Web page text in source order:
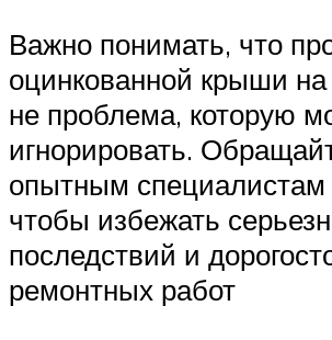
Важно понимать, что
оцинкованной крыши
не проблема, которую
игнорировать.
опытным специалистам
чтобы избежать
последствий и
ремонтных работ